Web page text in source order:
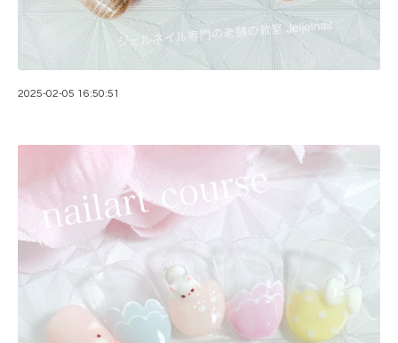
2025-02-05 16:50:51